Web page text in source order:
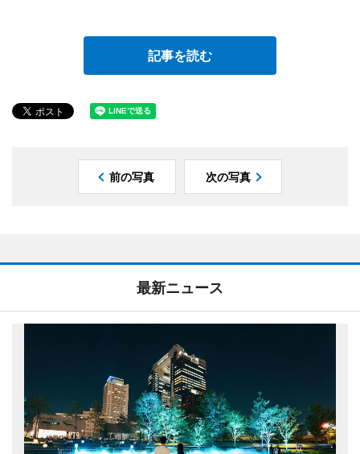
記事を読む
前の写真 次の写真
最新ニュース